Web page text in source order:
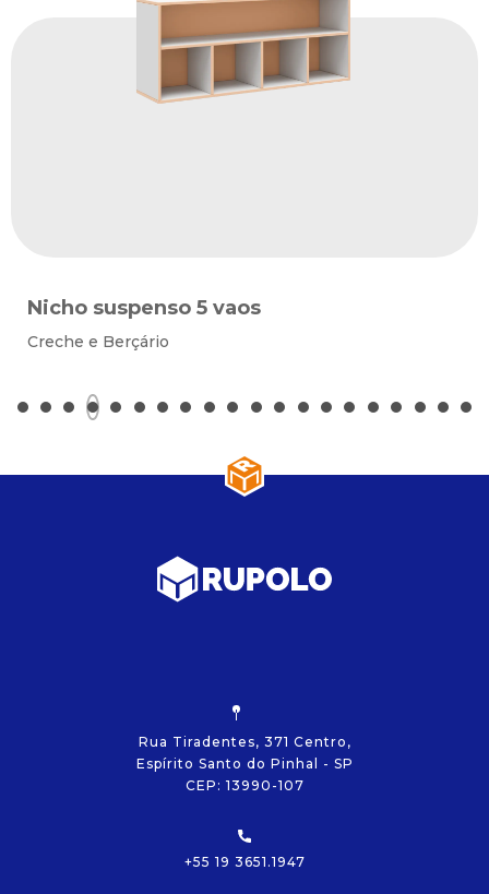
Nicho suspenso 5 vaos
Creche e Berçário
Rua Tiradentes, 371 Centro,
Espírito Santo do Pinhal - SP
CEP: 13990-107
+55 19 3651.1947